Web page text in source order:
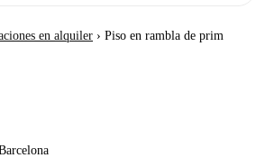
en alquiler › Piso en rambla de prim